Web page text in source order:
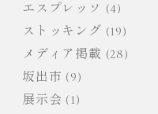
ョ
ン
エスプレッソ (4)
ストッキング (19)
メディア掲載 (28)
坂出市 (9)
展示会 (1)